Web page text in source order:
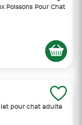
Poissons Pour Chat
pour chat adulte